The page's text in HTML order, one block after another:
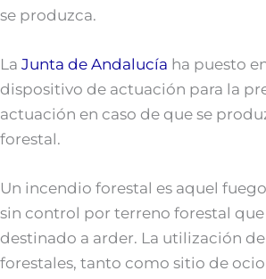
se produzca.
La Junta de Andalucía ha puesto
dispositivo de actuación para la
actuación en caso de que se
forestal.
Un incendio forestal es aquel
sin control por terreno forestal que
destinado a arder. La utilización de
forestales, tanto como sitio de